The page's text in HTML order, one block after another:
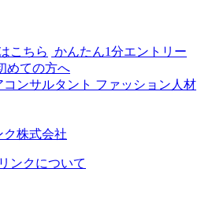
こちら かんたん1分エントリー
めての方へ
ファッション人材
ンクについて